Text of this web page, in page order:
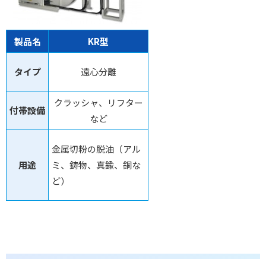
製品名 KR型
タイプ 遠心分離
付帯設備
クラッシャ、リフター
など
用途
金属切粉の脱油（アル
ミ、鋳物、真鍮、銅な
ど）